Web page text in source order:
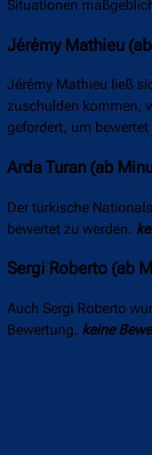
Situationen
Jérémy Mathieu
Jérémy Mathieu ließ
zuschulden kommen,
gefordert, um bewertet
Arda Turan (ab
Der türkische
bewertet zu werden.
Sergi Roberto (ab
Auch Sergi Roberto
Bewertung. keine